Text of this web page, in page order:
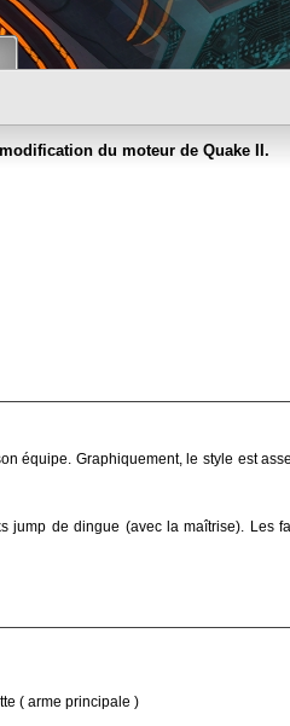
du moteur de Quake II.
équipe. Graphiquement, le style est
de dingue (avec la maîtrise). Les
( arme principale )